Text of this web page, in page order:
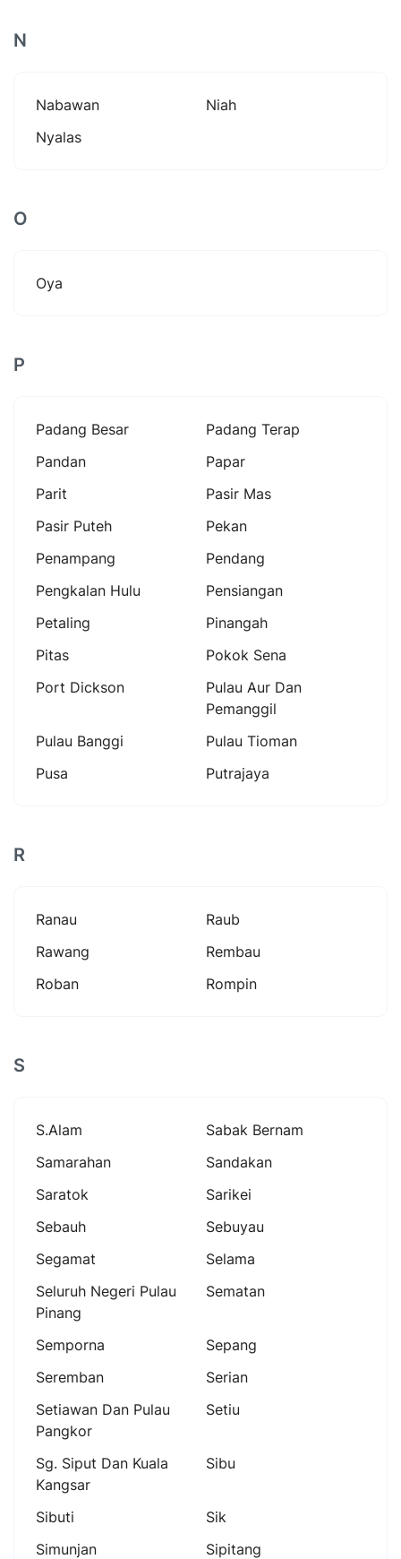
N
Nabawan
Niah
Nyalas
O
Oya
P
Padang Besar
Padang Terap
Pandan
Papar
Parit
Pasir Mas
Pasir Puteh
Pekan
Penampang
Pendang
Pengkalan Hulu
Pensiangan
Petaling
Pinangah
Pitas
Pokok Sena
Port Dickson
Pulau Aur Dan
Pemanggil
Pulau Banggi
Pulau Tioman
Pusa
Putrajaya
R
Ranau
Raub
Rawang
Rembau
Roban
Rompin
S
S.alam
Sabak Bernam
Samarahan
Sandakan
Saratok
Sarikei
Sebauh
Sebuyau
Segamat
Selama
Seluruh Negeri Pulau
Pinang
Sematan
Semporna
Sepang
Seremban
Serian
Setiawan Dan Pulau
Pangkor
Setiu
Sg. Siput Dan Kuala
Kangsar
Sibu
Sibuti
Sik
Simunjan
Sipitang